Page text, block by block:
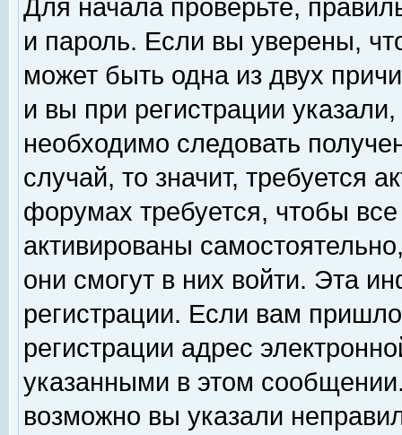
Для начала проверьте,
и пароль. Если вы уверены,
может быть одна из двух
и вы при регистрации
необходимо следовать
случай, то значит, требуется
форумах требуется, чтобы
активированы
они смогут в них войти. Эта
регистрации. Если вам
регистрации адрес
указанными в этом
возможно вы указали